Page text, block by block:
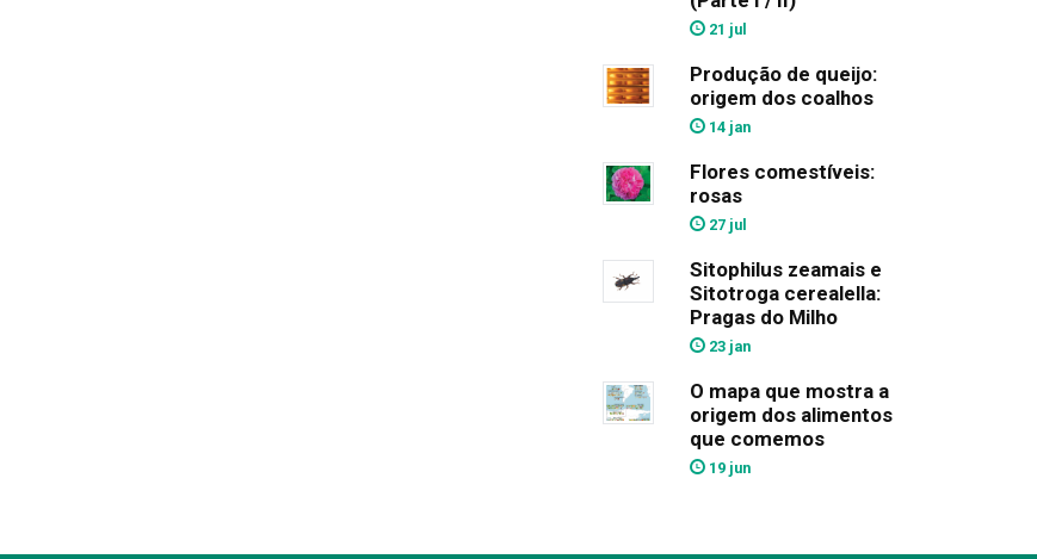
21 jul
Produção de queijo:
origem dos coalhos
14 jan
Flores comestíveis:
rosas
27 jul
Sitophilus zeamais e
Sitotroga cerealella:
Pragas do Milho
23 jan
O mapa que mostra a
origem dos alimentos
que comemos
19 jun